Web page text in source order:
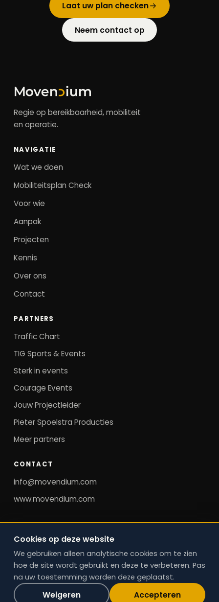
Laat uw plan checken
Neem contact op
Regie op bereikbaarheid, mobiliteit
en operatie.
NAVIGATIE
Wat we doen
Mobiliteitsplan Check
Voor wie
Aanpak
Projecten
Kennis
Over ons
Contact
PARTNERS
Traffic Chart
TIG Sports & Events
Sterk in events
Courage Events
Jouw Projectleider
Pieter Spoelstra Producties
Meer partners
CONTACT
info@movendium.com
www.movendium.com
©2026MovendiuM. Alle rechten voorbehouden.
Cookievoorkeuren
Mobiliteitsplan Check
Cookies op deze website
We gebruiken alleen analytische cookies om te zien
hoe de site wordt gebruikt en deze te verbeteren. Pas
na uw toestemming worden deze geplaatst.
Weigeren Accepteren